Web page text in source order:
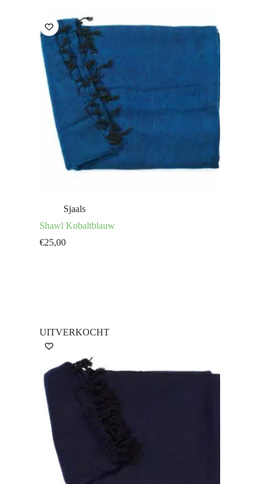
Sjaals
Shawl Kobaltblauw
€25,00
UITVERKOCHT